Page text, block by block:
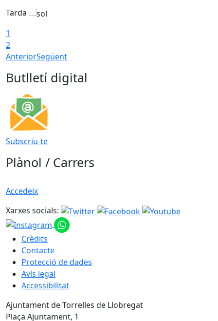
Tarda
1
2
AnteriorSegüent
Butlletí digital
Subscriu-te
Plànol / Carrers
Accedeix
Xarxes socials:
Crèdits
Contacte
Protecció de dades
Avís legal
Accessibilitat
Ajuntament de Torrelles de Llobregat
Plaça Ajuntament, 1